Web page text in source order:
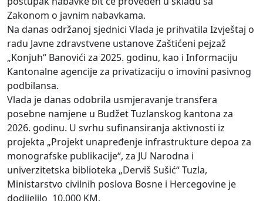
Zakonom o javnim nabavkama.
Na danas održanoj sjednici Vlada je prihvatila Izvještaj o
radu Javne zdravstvene ustanove Zaštićeni pejzaž
„Konjuh“ Banovići za 2025. godinu, kao i Informaciju
Kantonalne agencije za privatizaciju o imovini pasivnog
podbilansa.
Vlada je danas odobrila usmjeravanje transfera
posebne namjene u Budžet Tuzlanskog kantona za
2026. godinu. U svrhu sufinansiranja aktivnosti iz
projekta „Projekt unapređenje infrastrukture depoa za
monografske publikacije“, za JU Narodna i
univerzitetska biblioteka „Derviš Sušić“ Tuzla,
Ministarstvo civilnih poslova Bosne i Hercegovine je
dodijelilo 10.000 KM.